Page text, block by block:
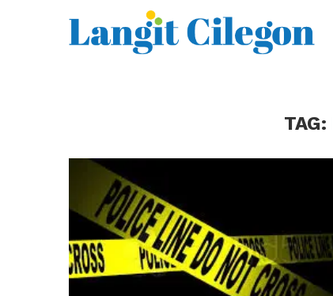
TAG: